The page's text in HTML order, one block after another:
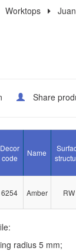
Worktops
Share
Decor
code
Name
6254 Amber RW
radius 5 mm;